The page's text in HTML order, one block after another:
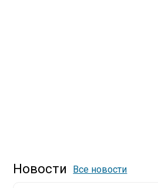
Новости Все новости